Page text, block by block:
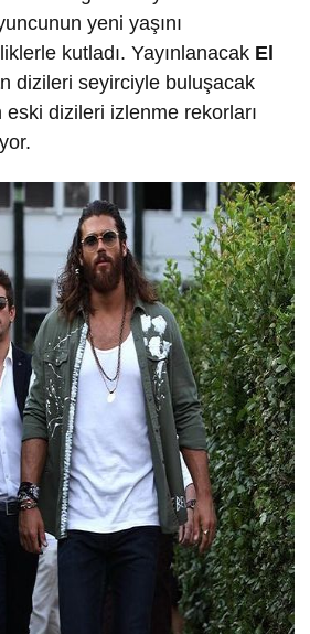
yeni yaşını
kutladı. Yayınlanacak El
n dizileri seyirciyle buluşacak
eski dizileri izlenme rekorları